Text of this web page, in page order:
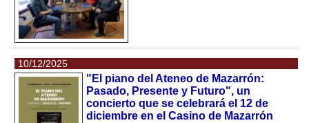
10/12/2025
"El piano del Ateneo de Mazarrón:
Pasado, Presente y Futuro", un
concierto que se celebrará el 12 de
diciembre en el Casino de Mazarrón